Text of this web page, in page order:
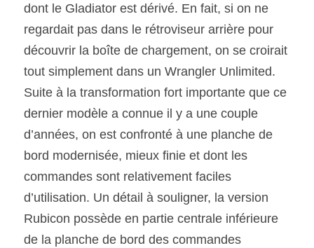
dont le Gladiator est dérivé. En fait, si on ne
regardait pas dans le rétroviseur arrière pour
découvrir la boîte de chargement, on se croirait
tout simplement dans un Wrangler Unlimited.
Suite à la transformation fort importante que ce
dernier modèle a connue il y a une couple
d’années, on est confronté à une planche de
bord modernisée, mieux finie et dont les
commandes sont relativement faciles
d’utilisation. Un détail à souligner, la version
Rubicon possède en partie centrale inférieure
de la planche de bord des commandes